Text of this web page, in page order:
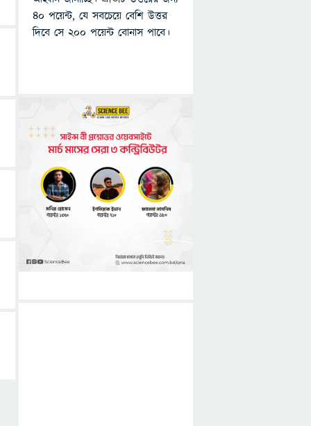
৪০ পয়েন্ট, যে সবচেয়ে বেশি উত্তর
দিবে সে ২০০ পয়েন্ট বোনাস পাবে।